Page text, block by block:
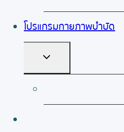
โปรแกรมกายภาพบำบัด
TOGGLE
CHILD